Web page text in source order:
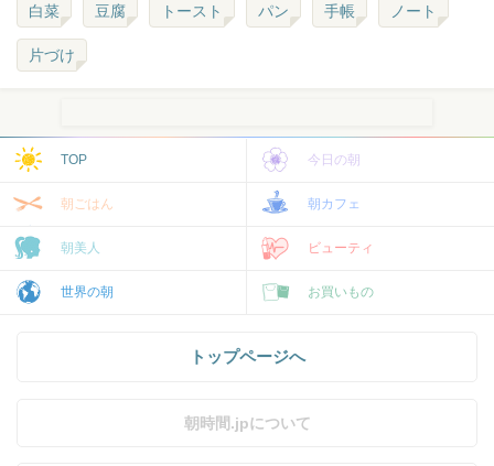
白菜 豆腐 トースト パン 手帳 ノート
片づけ
TOP 今日の朝
朝ごはん 朝カフェ
朝美人 ビューティ
世界の朝 お買いもの
トップページへ
朝時間.jpについて